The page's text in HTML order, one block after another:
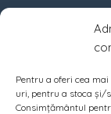
Pentru a oferi cea
uri, pentru a stoca și/
Consimțământul